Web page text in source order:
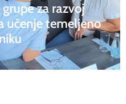
za razvoj
učenje temeljeno